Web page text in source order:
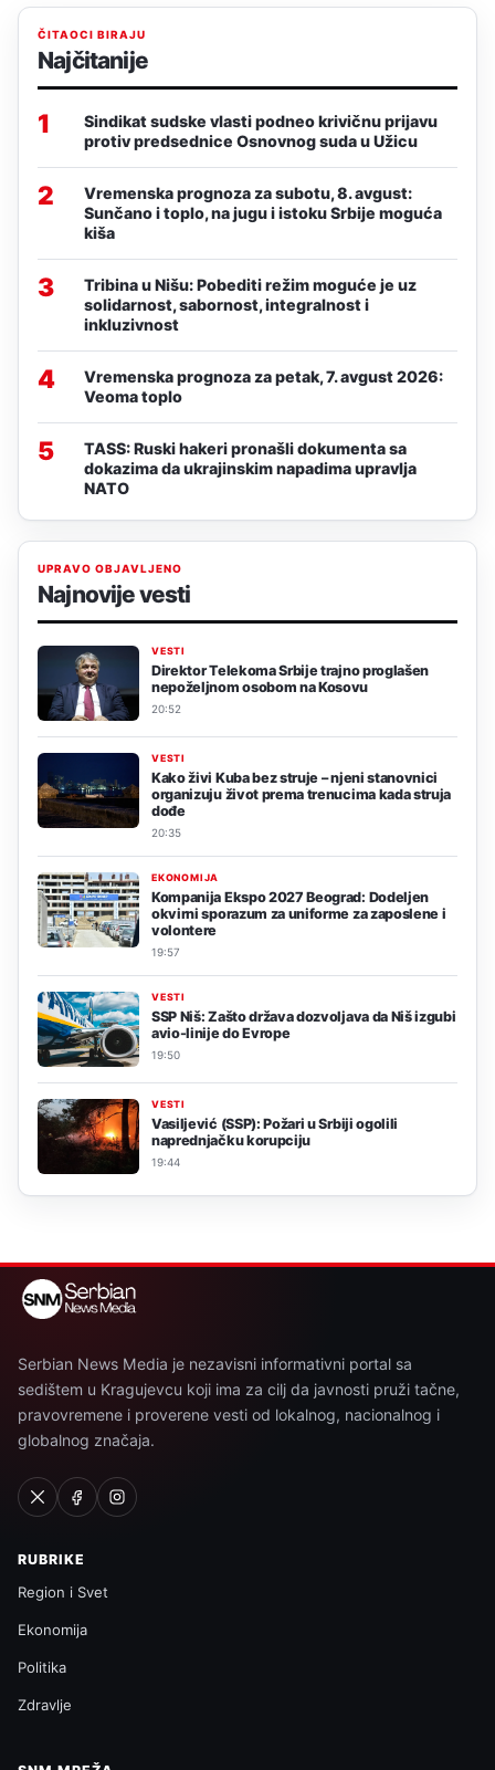
ČITAOCI BIRAJU
Najčitanije
1
Sindikat sudske vlasti podneo krivičnu prijavu
protiv predsednice Osnovnog suda u Užicu
2
Vremenska prognoza za subotu, 8. avgust:
Sunčano i toplo, na jugu i istoku Srbije moguća
kiša
3
Tribina u Nišu: Pobediti režim moguće je uz
solidarnost, sabornost, integralnost i
inkluzivnost
4
Vremenska prognoza za petak, 7. avgust 2026:
Veoma toplo
5
TASS: Ruski hakeri pronašli dokumenta sa
dokazima da ukrajinskim napadima upravlja
NATO
UPRAVO OBJAVLJENO
Najnovije vesti
VESTI
Direktor Telekoma Srbije trajno proglašen
nepoželjnom osobom na Kosovu
20:52
VESTI
Kako živi Kuba bez struje – njeni stanovnici
organizuju život prema trenucima kada struja
dođe
20:35
EKONOMIJA
Kompanija Ekspo 2027 Beograd: Dodeljen
okvirni sporazum za uniforme za zaposlene i
volontere
19:57
VESTI
SSP Niš: Zašto država dozvoljava da Niš izgubi
avio-linije do Evrope
19:50
VESTI
Vasiljević (SSP): Požari u Srbiji ogolili
naprednjačku korupciju
19:44
Serbian News Media je nezavisni informativni portal sa
sedištem u Kragujevcu koji ima za cilj da javnosti pruži tačne,
pravovremene i proverene vesti od lokalnog, nacionalnog i
globalnog značaja.
RUBRIKE
Region i Svet
Ekonomija
Politika
Zdravlje